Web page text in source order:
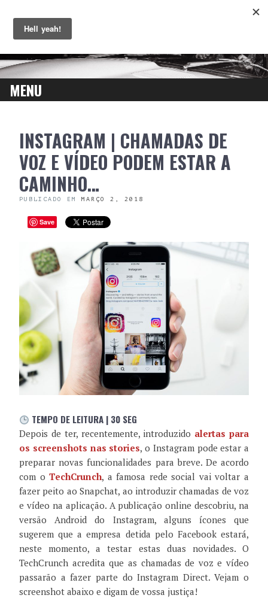
MENU
CONTENTINSTAGRAM | CHAMADAS DE
VOZ E VÍDEO PODEM ESTAR A
CAMINHO…
PUBLICADO EM MARÇO 2, 2018
Save
TEMPO DE LEITURA | 30 SEG
Depois de ter, recentemente, introduzido alertas para
os screenshots nas stories, o Instagram pode estar a
preparar novas funcionalidades para breve. De acordo
com oTechCrunch, a famosa rede social vai voltar a
fazer peito ao Snapchat, ao introduzir chamadas de voz
e vídeo na aplicação. A publicação online descobriu, na
versão Android do Instagram, alguns ícones que
sugerem que a empresa detida pelo Facebook estará,
neste momento, a testar estas duas novidades. O
TechCrunch acredita que as chamadas de voz e vídeo
passarão a fazer parte do Instagram Direct. Vejam o
screenshot abaixo e digam de vossa justiça!